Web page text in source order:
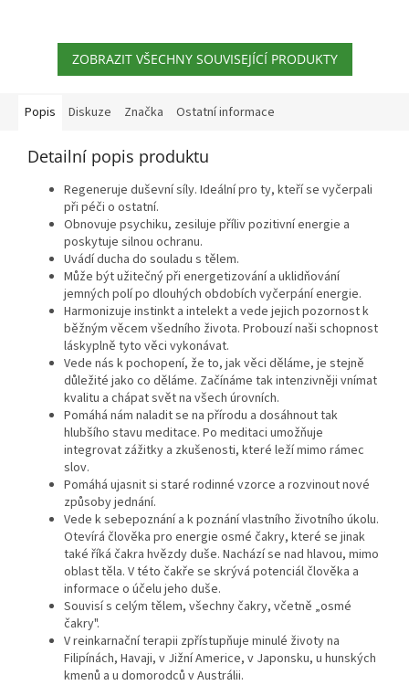
ZOBRAZIT VŠECHNY SOUVISEJÍCÍ PRODUKTY
Popis Diskuze Značka Ostatní informace
Detailní popis produktu
Regeneruje duševní síly. Ideální pro ty, kteří se vyčerpali
při péči o ostatní.
Obnovuje psychiku, zesiluje příliv pozitivní energie a
poskytuje silnou ochranu.
Uvádí ducha do souladu s tělem.
Může být užitečný při energetizování a uklidňování
jemných polí po dlouhých obdobích vyčerpání energie.
Harmonizuje instinkt a intelekt a vede jejich pozornost k
běžným věcem všedního života. Probouzí naši schopnost
láskyplně tyto věci vykonávat.
Vede nás k pochopení, že to, jak věci děláme, je stejně
důležité jako co děláme. Začínáme tak intenzivněji vnímat
kvalitu a chápat svět na všech úrovních.
Pomáhá nám naladit se na přírodu a dosáhnout tak
hlubšího stavu meditace. Po meditaci umožňuje
integrovat zážitky a zkušenosti, které leží mimo rámec
slov.
Pomáhá ujasnit si staré rodinné vzorce a rozvinout nové
způsoby jednání.
Vede k sebepoznání a k poznání vlastního životního úkolu.
Otevírá člověka pro energie osmé čakry, které se jinak
také říká čakra hvězdy duše. Nachází se nad hlavou, mimo
oblast těla. V této čakře se skrývá potenciál člověka a
informace o účelu jeho duše.
Souvisí s celým tělem, všechny čakry, včetně „osmé
čakry".
V reinkarnační terapii zpřístupňuje minulé životy na
Filipínách, Havaji, v Jižní Americe, v Japonsku, u hunských
kmenů a u domorodců v Austrálii.